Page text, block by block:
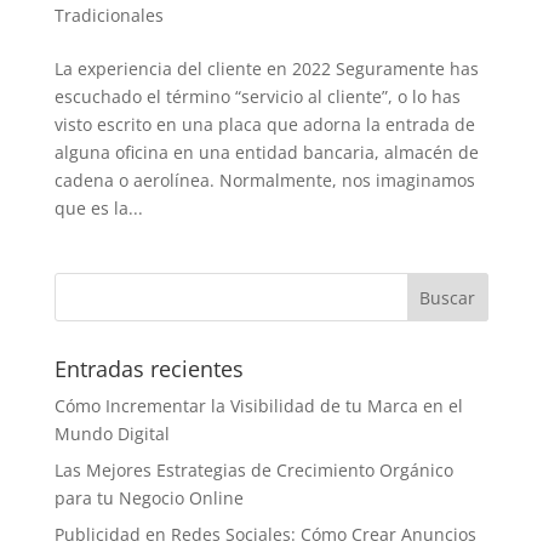
Tradicionales
La experiencia del cliente en 2022 Seguramente has
escuchado el término “servicio al cliente”, o lo has
visto escrito en una placa que adorna la entrada de
alguna oficina en una entidad bancaria, almacén de
cadena o aerolínea. Normalmente, nos imaginamos
que es la...
Entradas recientes
Cómo Incrementar la Visibilidad de tu Marca en el
Mundo Digital
Las Mejores Estrategias de Crecimiento Orgánico
para tu Negocio Online
Publicidad en Redes Sociales: Cómo Crear Anuncios